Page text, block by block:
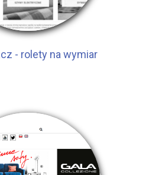
- rolety na wymiar